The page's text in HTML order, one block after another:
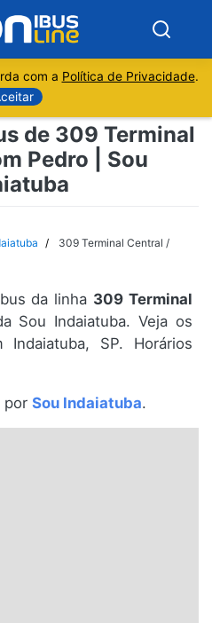
com a Política de Privacidade.
de 309 Terminal
Pedro | Sou
309 Terminal Central /
da linha 309 Terminal
Sou Indaiatuba. Veja os
SP. Horários
por Sou Indaiatuba.